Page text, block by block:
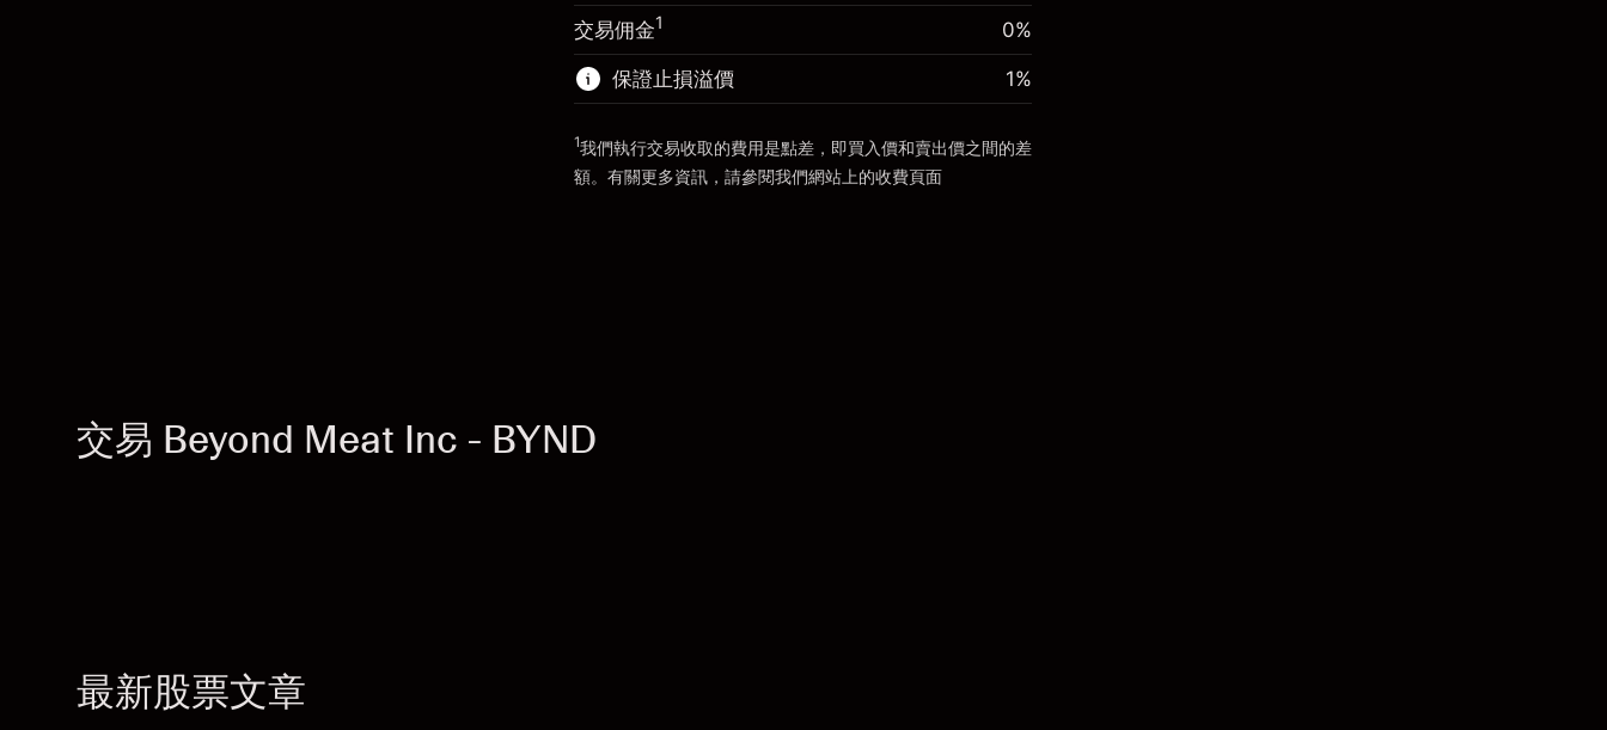
前往平台
前往平台
交易佣金1 0%
保證止損溢價
「服務費用」
1%
1我們執行交易收取的費用是點差，即買入價和賣出價之間的差
額。有關更多資訊，請參閱我們網站上的收費頁面
交易 Beyond Meat Inc - BYND
最新股票文章